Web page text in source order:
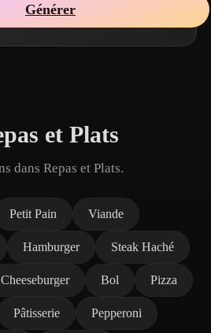
Générer
et Plats
dans Repas et Plats.
Petit Pain Viande
Hamburger Steak Haché
Cheeseburger Bol Pizza
Pâtisserie Pepperoni